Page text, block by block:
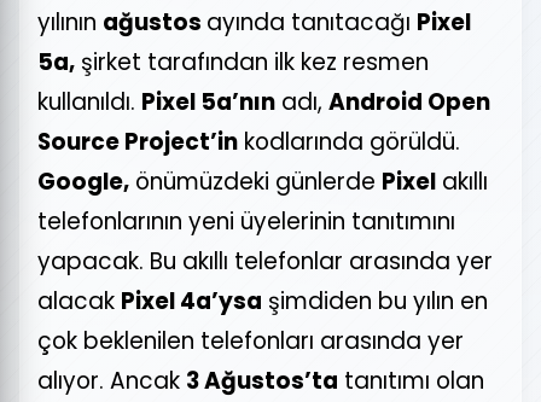
yılının ağustos ayında tanıtacağı Pixel
5a, şirket tarafından ilk kez resmen
kullanıldı. Pixel 5a’nın adı, Android Open
Source Project’in kodlarında görüldü.
Google, önümüzdeki günlerde Pixel akıllı
telefonlarının yeni üyelerinin tanıtımını
yapacak. Bu akıllı telefonlar arasında yer
alacak Pixel 4a’ysa şimdiden bu yılın en
çok beklenilen telefonları arasında yer
alıyor. Ancak 3 Ağustos’ta tanıtımı olan